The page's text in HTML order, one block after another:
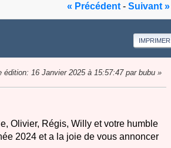
« Précédent- Suivant »
IMPRIMER
édition: 16 Janvier 2025 à 15:57:47 par bubu
Olivier, Régis, Willy et votre humble
2024 et a la joie de vous annoncer